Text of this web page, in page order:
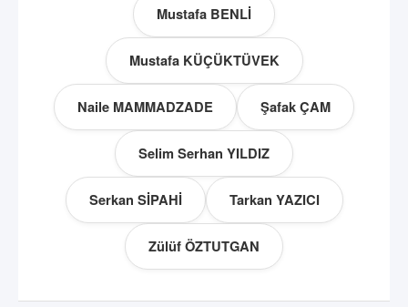
Mustafa BENLİ
Mustafa KÜÇÜKTÜVEK
Naile MAMMADZADE Şafak ÇAM
Selim Serhan YILDIZ
Serkan SİPAHİ Tarkan YAZICI
Zülüf ÖZTUTGAN